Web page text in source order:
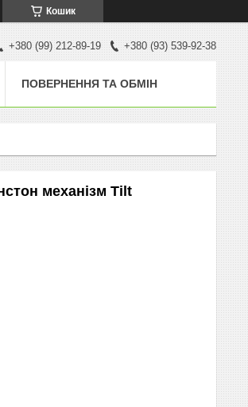
Кошик
+380 (99) 212-89-19 +380 (93) 539-92-38
ПОВЕРНЕННЯ ТА ОБМІН
механізм Tilt